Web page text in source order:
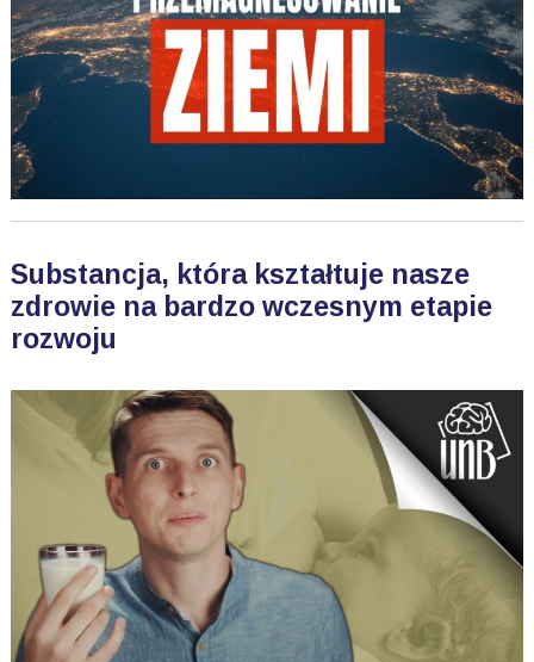
Substancja, która kształtuje nasze
zdrowie na bardzo wczesnym etapie
rozwoju